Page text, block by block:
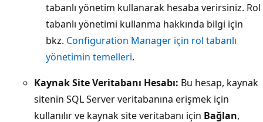
tabanlı yönetim kullanarak hesaba verirsiniz. Rol
tabanlı yönetimi kullanma hakkında bilgi için
bkz. Configuration Manager için rol tabanlı
yönetimin temelleri.
Kaynak Site Veritabanı Hesabı: Bu hesap, kaynak
sitenin SQL Server veritabanına erişmek için
kullanılır ve kaynak site veritabanı için Bağlan,